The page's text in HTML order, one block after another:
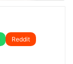
Reddit